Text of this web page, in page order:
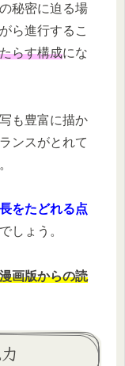
秘密に迫る場
ら進行するこ
らす構成にな
も豊富に描か
ンスがとれて
をたどれる点
しょう。
画版からの読